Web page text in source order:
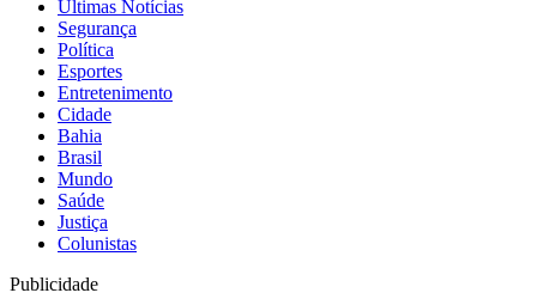
Últimas Notícias
Segurança
Política
Esportes
Entretenimento
Cidade
Bahia
Brasil
Mundo
Saúde
Justiça
Colunistas
Publicidade